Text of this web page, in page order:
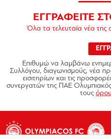
ΕΓΓΡΑΦΕΙΤΕ
Όλα τα τελευταία νέα
Επιθυμώ να λαμβάνω
Συλλόγου, διαγωνισμούς, νέα
εισιτηρίων και τις
συνεργατών της ΠΑΕ Ολυμπιακός
τους